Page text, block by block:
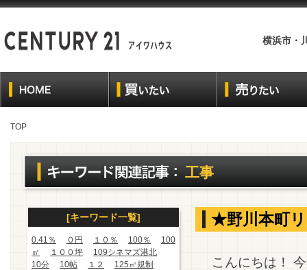
横浜市・
TOP
工事
[キーワード一覧]
0.41％ ０円 １０％ 100％
100
㎡
１００坪
109シネマズ港北
10分
10帖 １２
125㎡規制
★野川本町
こんにちは！